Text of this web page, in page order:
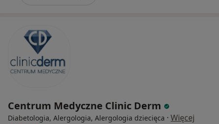
Centrum Medyczne Clinic Derm
Diabetologia, Alergologia, Alergologia dziecięca · Więcej